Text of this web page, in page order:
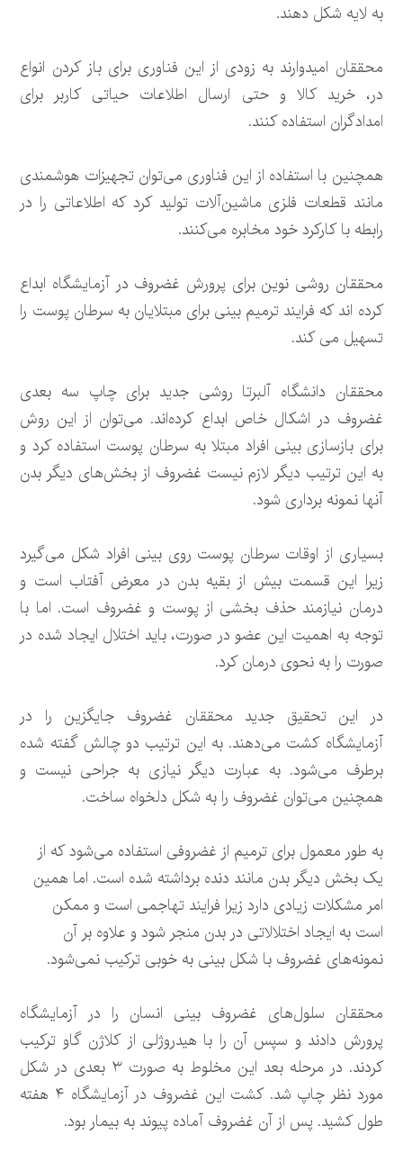
به لایه شکل دهند.
محققان امیدوارند به زودی از این فناوری برای باز کردن انواع
در، خرید کالا و حتی ارسال اطلاعات حیاتی کاربر برای
امدادگران استفاده کنند.
همچنین با استفاده از این فناوری می‌توان تجهیزات هوشمندی
مانند قطعات فلزی ماشین‌آلات تولید کرد که اطلاعاتی را در
رابطه با کارکرد خود مخابره می‌کنند.
محققان روشی نوین برای پرورش غضروف در آزمایشگاه ابداع
کرده اند که فرایند ترمیم بینی برای مبتلایان به سرطان پوست را
تسهیل می کند.
محققان دانشگاه آلبرتا روشی جدید برای چاپ سه بعدی
غضروف در اشکال خاص ابداع کرده‌اند. می‌توان از این روش
برای بازسازی بینی افراد مبتلا به سرطان پوست استفاده کرد و
به این ترتیب دیگر لازم نیست غضروف از بخش‌های دیگر بدن
آنها نمونه برداری شود.
بسیاری از اوقات سرطان پوست روی بینی افراد شکل می‌گیرد
زیرا این قسمت بیش از بقیه بدن در معرض آفتاب است و
درمان نیازمند حذف بخشی از پوست و غضروف است. اما با
توجه به اهمیت این عضو در صورت، باید اختلال ایجاد شده در
صورت را به نحوی درمان کرد.
در این تحقیق جدید محققان غضروف جایگزین را در
آزمایشگاه کشت می‌دهند. به این ترتیب دو چالش گفته شده
برطرف می‌شود. به عبارت دیگر نیازی به جراحی نیست و
همچنین می‌توان غضروف را به شکل دلخواه ساخت.
به طور معمول برای ترمیم از غضروفی استفاده می‌شود که از
یک بخش دیگر بدن مانند دنده برداشته شده است. اما همین
امر مشکلات زیادی دارد زیرا فرایند تهاجمی است و ممکن
است به ایجاد اختلالاتی در بدن منجر شود و علاوه بر آن
نمونه‌های غضروف با شکل بینی به خوبی ترکیب نمی‌شود.
محققان سلول‌های غضروف بینی انسان را در آزمایشگاه
پرورش دادند و سپس آن را با هیدروژلی از کلاژن گاو ترکیب
کردند. در مرحله بعد این مخلوط به صورت ۳ بعدی در شکل
مورد نظر چاپ شد. کشت این غضروف در آزمایشگاه ۴ هفته
طول کشید. پس از آن غضروف آماده پیوند به بیمار بود.